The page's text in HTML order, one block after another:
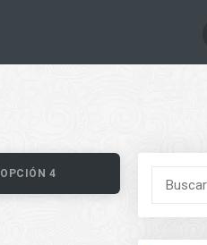
OPCIÓN 4 Buscar: